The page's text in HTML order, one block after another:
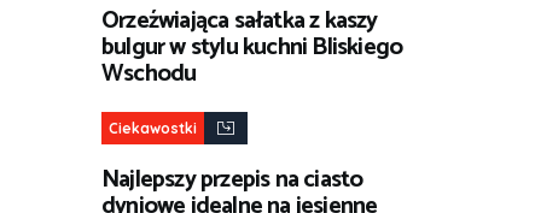
Orzeźwiająca sałatka z kaszy
bulgur w stylu kuchni Bliskiego
Wschodu
Ciekawostki
Najlepszy przepis na ciasto